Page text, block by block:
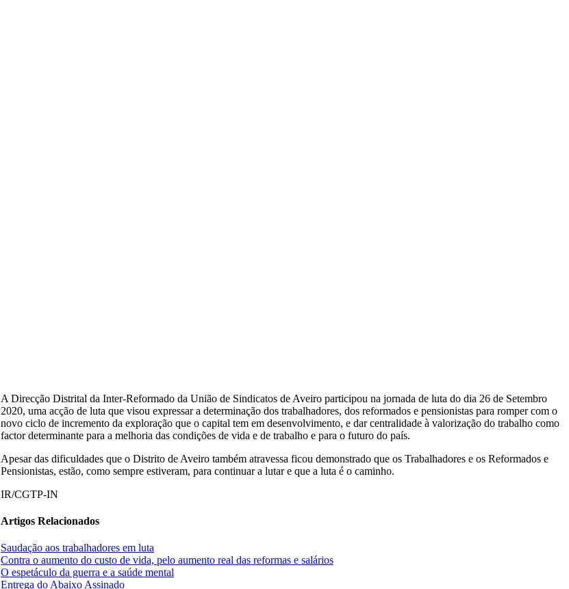
A Direcção Distrital da Inter-Reformado da União de Sindicatos de Aveiro participou na jornada de luta do dia 26 de Setembro
2020, uma acção de luta que visou expressar a determinação dos trabalhadores, dos reformados e pensionistas para romper com o
novo ciclo de incremento da exploração que o capital tem em desenvolvimento, e dar centralidade à valorização do trabalho como
factor determinante para a melhoria das condições de vida e de trabalho e para o futuro do país.
Apesar das dificuldades que o Distrito de Aveiro também atravessa ficou demonstrado que os Trabalhadores e os Reformados e
Pensionistas, estão, como sempre estiveram, para continuar a lutar e que a luta é o caminho.
IR/CGTP-IN
Artigos Relacionados
Saudação aos trabalhadores em luta
Contra o aumento do custo de vida, pelo aumento real das reformas e salários
O espetáculo da guerra e a saúde mental
Entrega do Abaixo Assinado